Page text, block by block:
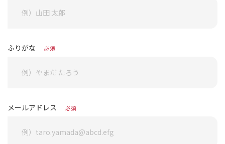
ふりがな 必須
メールアドレス 必須